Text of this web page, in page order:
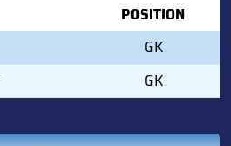
POSITION
GK
GK